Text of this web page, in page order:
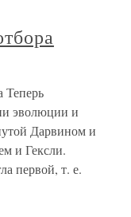
Теперь
эволюции и
Дарвином и
и Гексли.
первой, т. е.